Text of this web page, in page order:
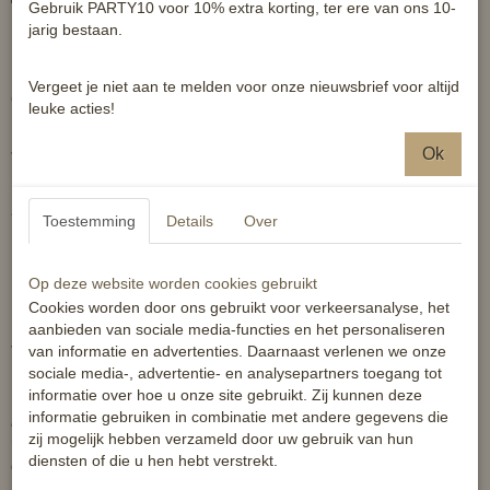
In zeer goede staat verkerende deken van het topmerk Bucas.
gegroeid.
Na dit seizoen is hij professioneel gereinigd en volgens Bucas-
voorschriften waterdicht behandeld.
Maat 6.0
Kleur blauw
Voering 330grams stay dry
De nieuwprijs van deze deken is E269,-
Bucas Smartex Extra deken in de kleur Blauw met 300 grams
vulling en een Stay-Dry fleecevoering zodat uw paard altijd
droog blijft.
Gebruik PARTY10 voor 10% extra korting, ter ere van ons 10-
jarig bestaan.
Vergeet je niet aan te melden voor onze nieuwsbrief voor altijd
leuke acties!
Ok
Toestemming Details Over
Op deze website worden cookies gebruikt
Cookies worden door ons gebruikt voor verkeersanalyse, het
aanbieden van sociale media-functies en het personaliseren
van informatie en advertenties. Daarnaast verlenen we onze
sociale media-, advertentie- en analysepartners toegang tot
informatie over hoe u onze site gebruikt. Zij kunnen deze
informatie gebruiken in combinatie met andere gegevens die
zij mogelijk hebben verzameld door uw gebruik van hun
diensten of die u hen hebt verstrekt.